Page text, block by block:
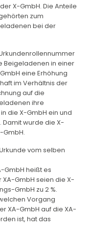
X-GmbH. Die Anteile
zum
bei der
Beigeladenen in einer
eine Erhöhung
im Verhältnis der
auf die
ihre
die X-GmbH ein und
wurde die X-
GmbH.
vom selben
GmbH heißt es
GmbH seien die X-
GmbH zu 2 %.
Vorgang
XA-GmbH auf die XA-
ist, hat das